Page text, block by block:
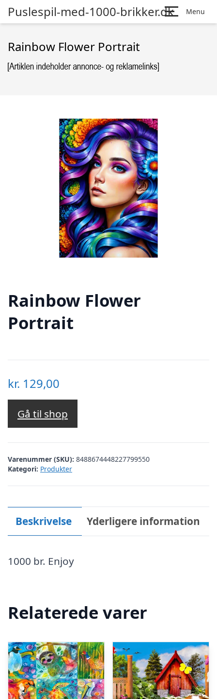
Puslespil-med-1000-brikker.dk Menu
Rainbow Flower Portrait
Rainbow Flower
Portrait
kr. 129,00
Gå til shop
Varenummer (SKU): 8488674448227799550
Kategori: Produkter
Beskrivelse Yderligere information
1000 br. Enjoy
Relaterede varer